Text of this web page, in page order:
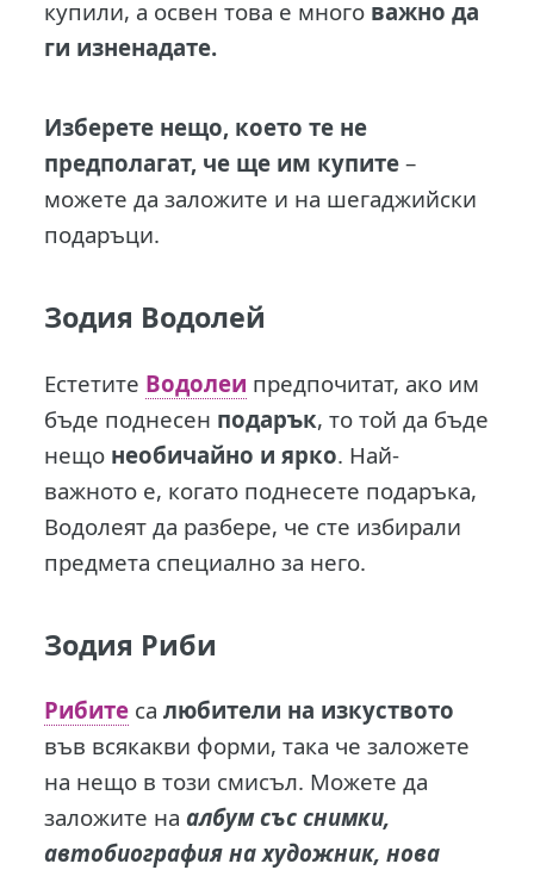
купили, а освен това е много важно да
ги изненадате.
Изберете нещо, което те не
предполагат, че ще им купите –
можете да заложите и на шегаджийски
подаръци.
Зодия Водолей
Естетите Водолеи предпочитат, ако им
бъде поднесен подарък, то той да бъде
нещо необичайно и ярко. Най-
важното е, когато поднесете подаръка,
Водолеят да разбере, че сте избирали
предмета специално за него.
Зодия Риби
Рибите салюбители на изкуството
във всякакви форми, така че заложете
на нещо в този смисъл. Можете да
заложите наалбум със снимки,
автобиография на художник, нова